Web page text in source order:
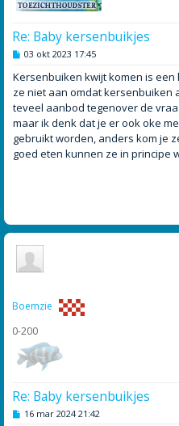
Re: Baby kersenbuikjes
B
r
i
c
h
03 okt 2023 17:45
Kersenbuiken kwijt komen is
ze niet aan omdat kersenbuiken
teveel aanbod tegenover de
maar ik denk dat je er ook oke
gebruikt worden, anders kom je
goed eten kunnen ze in principe
Boemzie
0-200
Re: Baby kersenbuikjes
B16 mar 2024 21:42